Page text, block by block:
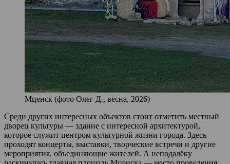
Мценск (фото Олег Д., весна, 2026)
Среди других интересных объектов стоит отметить местный
дворец культуры — здание с интересной архитектурой,
которое служит центром культурной жизни города. Здесь
проходят концерты, выставки, творческие встречи и другие
мероприятия, объединяющие жителей. А неподалёку